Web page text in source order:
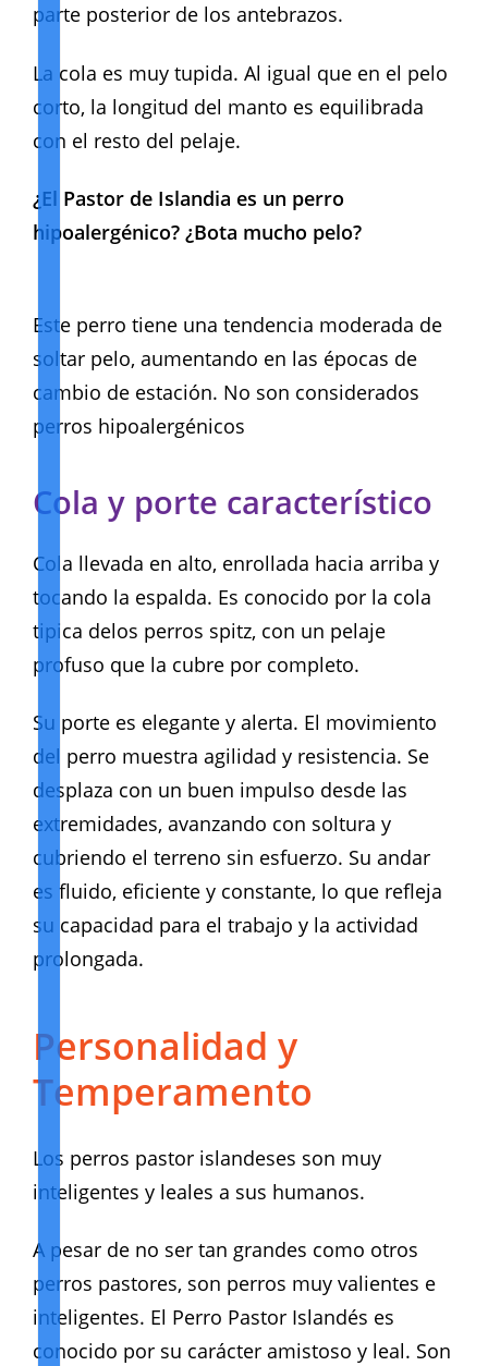
parte posterior de los antebrazos.
La cola es muy tupida. Al igual que en el pelo
corto, la longitud del manto es equilibrada
con el resto del pelaje.
¿El Pastor de Islandia es un perro
hipoalergénico? ¿Bota mucho pelo?
Este perro tiene una tendencia moderada de
soltar pelo, aumentando en las épocas de
cambio de estación. No son considerados
perros hipoalergénicos
Cola y porte característico
Cola llevada en alto, enrollada hacia arriba y
tocando la espalda. Es conocido por la cola
tipica delos perros spitz, con un pelaje
profuso que la cubre por completo.
Su porte es elegante y alerta. El movimiento
del perro muestra agilidad y resistencia. Se
desplaza con un buen impulso desde las
extremidades, avanzando con soltura y
cubriendo el terreno sin esfuerzo. Su andar
es fluido, eficiente y constante, lo que refleja
su capacidad para el trabajo y la actividad
prolongada.
Personalidad y
Temperamento
Los perros pastor islandeses son muy
inteligentes y leales a sus humanos.
A pesar de no ser tan grandes como otros
perros pastores, son perros muy valientes e
inteligentes. El Perro Pastor Islandés es
conocido por su carácter amistoso y leal. Son